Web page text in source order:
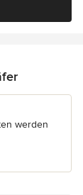
werden